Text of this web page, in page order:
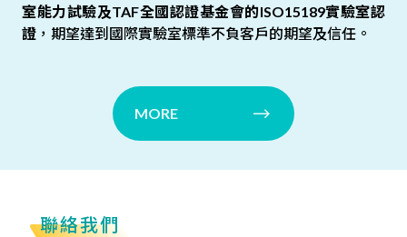
室能力試驗及TAF全國認證基金會的ISO15189實驗室認
證 ，期望達到國際實驗室標準不負客戶的期望及信任。
MORE
聯絡我們